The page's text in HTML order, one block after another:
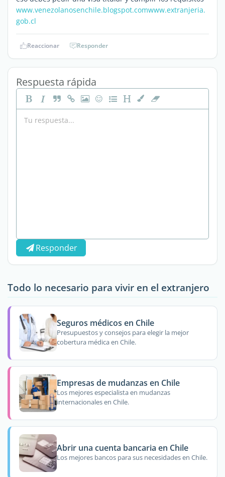
www.venezolanosenchile.blogspot.comwww.extranjeria.
gob.cl
Reaccionar Responder
Respuesta rápida
Responder
Todo lo necesario para vivir en el extranjero
Seguros médicos en Chile
Presupuestos y consejos para elegir la mejor
cobertura médica en Chile.
Empresas de mudanzas en Chile
Los mejores especialista en mudanzas
internacionales en Chile.
Abrir una cuenta bancaria en Chile
Los mejores bancos para sus necesidades en Chile.